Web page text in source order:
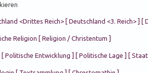
<Drittes Reich> [ Deutschland <3. Reich> ]
Religion [ Religion / Christentum ]
Politische Entwicklung ] [ Politische Lage ] [